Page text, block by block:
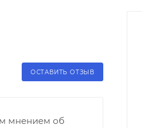
ОСТАВИТЬ ОТЗЫВ
мнением об